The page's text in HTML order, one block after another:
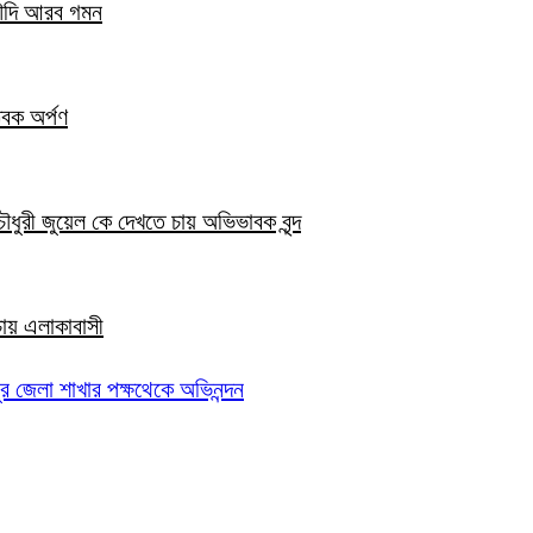
আরব গমন
অর্পণ
জুয়েল কে দেখতে চায় অভিভাবক বৃন্দ
এলাকাবাসী
জেলা শাখার পক্ষথেকে অভিনন্দন